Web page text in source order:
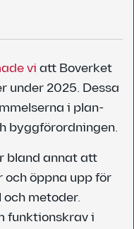
vi att Boverket
under 2025. Dessa
i plan-
byggförordningen.
bland annat att
öppna upp för
metoder.
funktionskrav i